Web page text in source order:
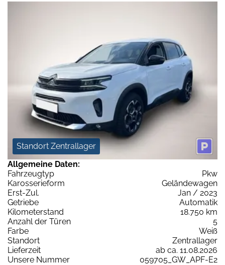
Standort Zentrallager
Allgemeine Daten:
Fahrzeugtyp
Pkw
Karosserieform
Geländewagen
Erst-Zul.
Jan / 2023
Getriebe
Automatik
Kilometerstand
18.750 km
Anzahl der Türen
5
Farbe
Weiß
Standort
Zentrallager
Lieferzeit
ab ca. 11.08.2026
Unsere Nummer
059705_GW_APF-E2